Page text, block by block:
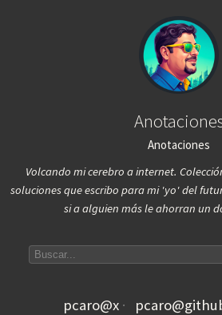
Anotaciones
Volcando mi cerebro a internet.
soluciones que escribo para mi 'yo' del
si a alguien más le ahorran un
pcaro@x